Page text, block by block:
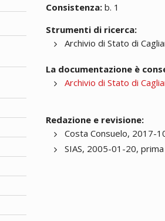
Consistenza: b. 1
Strumenti di ricerca:
Archivio di Stato di
La documentazione è
Archivio di Stato di
Redazione e revisione:
Costa Consuelo, 2017-
SIAS, 2005-01-20,